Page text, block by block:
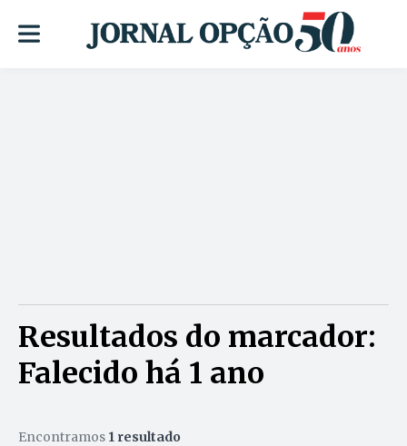
Resultados do marcador:
Falecido há 1 ano
Encontramos 1 resultado